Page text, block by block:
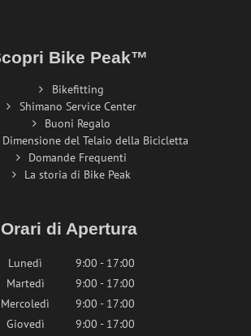
Bike Peak™
Bikefitting
Shimano Service Center
Buoni Regalo
del Telaio della Bicicletta
Domande Frequenti
La storia di Bike Peak
Orari di Apertura
Lunedì
9:00 - 17:00
Martedì
9:00 - 17:00
Mercoledì
9:00 - 17:00
Giovedì
9:00 - 17:00